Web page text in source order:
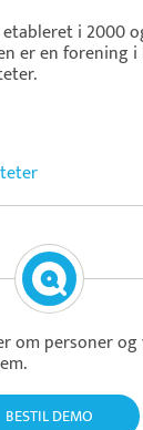
i 2000
er en forening
om personer
BESTIL DEMO